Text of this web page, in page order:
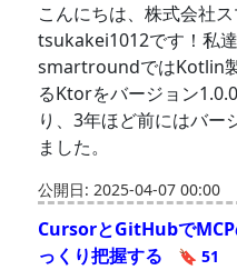
こんにちは、株式会社
tsukakei1012です！私
smartroundではKotlin
るKtorをバージョン
り、3年ほど前にはバー
ました。
公開日: 2025-04-07 00:00
CursorとGitHubで
っくり把握する
🔖 51